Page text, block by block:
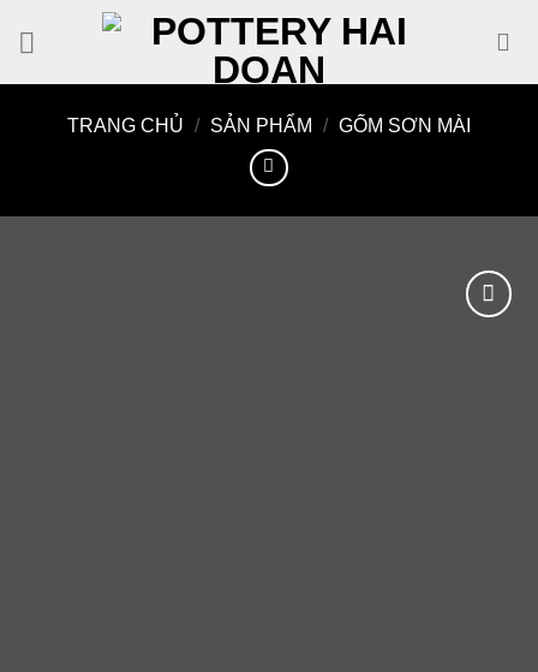
TRANG CHỦ / SẢN PHẨM / GỐM SƠN MÀI